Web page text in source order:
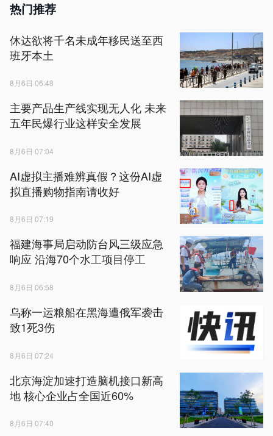
热门推荐
休达欲将千名未成年移民送至西
班牙本土
8月6日 06:48
主要产品生产线实现无人化 未来
五年民爆行业这样安全发展
8月6日 07:04
AI虚拟主播难辨真假？这份AI虚
拟直播购物指南请收好
8月6日 07:19
福建海事局启动防台风三级应急
响应 沿海70个水工项目停工
8月6日 06:58
乌称一运粮船在黑海遭俄军袭击
致1死3伤
8月6日 07:24
北京海淀加速打造脑机接口新高
地 核心企业占全国近60%
8月6日 07:40